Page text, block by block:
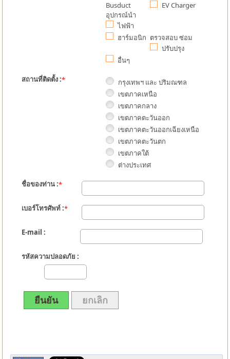
Busduct
อุปกรณ์นำ
ไฟฟ้า
EV Charger
ฮาร์มอนิก ตรวจสอบ ซ่อม
ปรับปรุง
อื่นๆ
สถานที่ติดตั้ง :*
กรุงเทพฯ และ ปริมณฑล
เขตภาคเหนือ
เขตภาคกลาง
เขตภาคตะวันออก
เขตภาคตะวันออกเฉียงเหนือ
เขตภาคตะวันตก
เขตภาคใต้
ต่างประเทศ
ชื่อของท่าน :*
เบอร์โทรศัพท์ :*
E-mail :
รหัสความปลอดภัย :
ยืนยัน ยกเลิก